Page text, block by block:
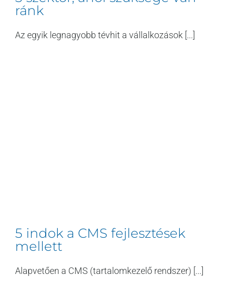
ránk
Az egyik legnagyobb tévhit a vállalkozások [...]
5 indok a CMS fejlesztések
mellett
Alapvetően a CMS (tartalomkezelő rendszer) [...]